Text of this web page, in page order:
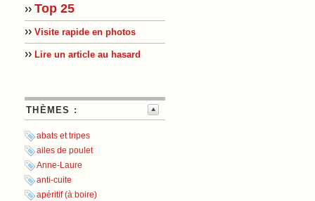
›› Top 25
›› Visite rapide en photos
›› Lire un article au hasard
THÈMES :
abats et tripes
ailes de poulet
Anne-Laure
anti-cuite
apéritif (à boire)